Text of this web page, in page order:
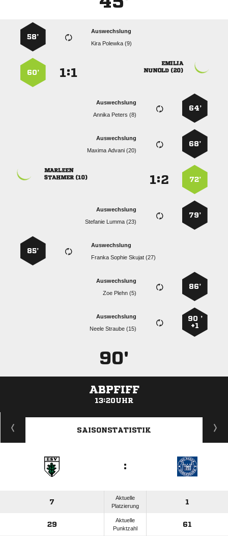
Auswechslung
  
58’

 
:
60’
64’
Auswechslung
  
68’
Auswechslung
  
72’
:

 
79’
Auswechslung
  
Auswechslung
   
85’
86’
Auswechslung
  
90 ’
+1
Auswechslung
  
90'
ABPFIFF
13:20UHR
ANZEIGE
SAISONSTATISTIK
:
7
Aktuelle
Platzierung
1
29
Aktuelle
Punktzahl
61